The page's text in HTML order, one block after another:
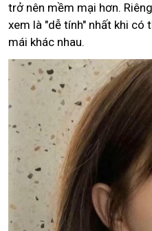
trở nên mềm mại hơn.
xem là "dễ tính" nhất khi có
mái khác nhau.